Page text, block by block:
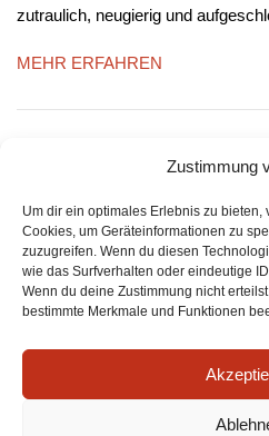
Zustimmung
Um dir ein optimales Erlebnis zu
Cookies, um Geräteinformationen zu
zuzugreifen. Wenn du diesen
wie das Surfverhalten oder eindeutige
Wenn du deine Zustimmung nicht
bestimmte Merkmale und Funktionen
zutraulich, neugierig und
MEHR ERFAHREN
Pferdezucht Peris Dolz
Calle Ingeniero Manuel Maese,